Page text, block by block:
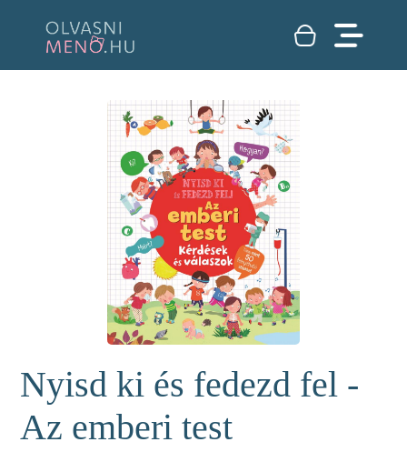
Nyisd ki és fedezd fel -
Az emberi test